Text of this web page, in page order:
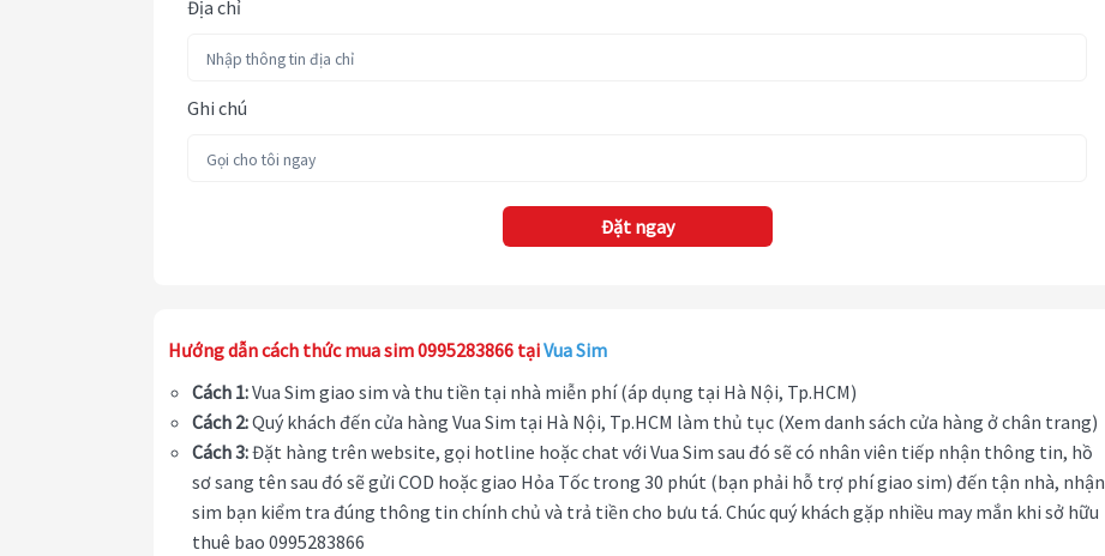
Địa chỉ
Ghi chú
Đặt ngay
Hướng dẫn cách thức mua sim 0995283866 tạiVua Sim
Cách 1:Vua Sim giao sim và thu tiền tại nhà miễn phí (áp dụng tại Hà Nội, Tp.HCM)
Cách 2:Quý khách đến cửa hàng Vua Sim tại Hà Nội, Tp.HCM làm thủ tục (Xem danh sách cửa hàng ở chân trang)
Cách 3:Đặt hàng trên website, gọi hotline hoặc chat với Vua Sim sau đó sẽ có nhân viên tiếp nhận thông tin, hồ
sơ sang tên sau đó sẽ gửi COD hoặc giao Hỏa Tốc trong 30 phút (bạn phải hỗ trợ phí giao sim) đến tận nhà, nhận
sim bạn kiểm tra đúng thông tin chính chủ và trả tiền cho bưu tá. Chúc quý khách gặp nhiều may mắn khi sở hữu
thuê bao 0995283866